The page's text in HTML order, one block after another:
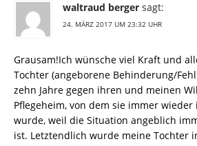
waltraud berger sagt:
24. MÄRZ 2017 UM 23:32 UHR
Grausam!Ich wünsche viel Kraft und
Tochter (angeborene Behinderung/
zehn Jahre gegen ihren und meinen
Pflegeheim, von dem sie immer
wurde, weil die Situation angeblich
ist. Letztendlich wurde meine Tochter